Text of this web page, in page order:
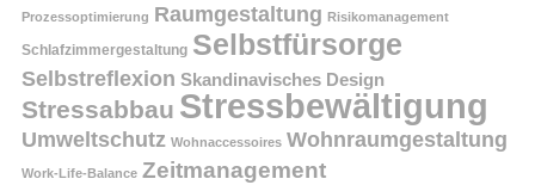
Prozessoptimierung Raumgestaltung Risikomanagement
Schlafzimmergestaltung Selbstfürsorge
Selbstreflexion Skandinavisches Design
Stressabbau Stressbewältigung
Umweltschutz Wohnaccessoires Wohnraumgestaltung
Work-Life-Balance Zeitmanagement